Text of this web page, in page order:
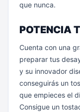
que nunca.
POTENCIA
Cuenta con una
preparar tus
y su innovador
conseguirás un
que empieces el
Consigue un